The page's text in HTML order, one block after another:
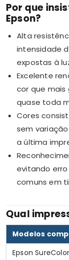
Por que
Epson?
Alta
intensidade
expostas à
Excelente
cor que mais
quase toda
Cores
sem
a última
evitando
comuns em
Qual
Modelos
Epson